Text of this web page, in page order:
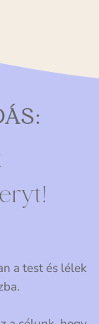
a test és lélek